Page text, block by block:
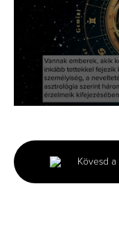
minute,
15
seconds
Kövesd a